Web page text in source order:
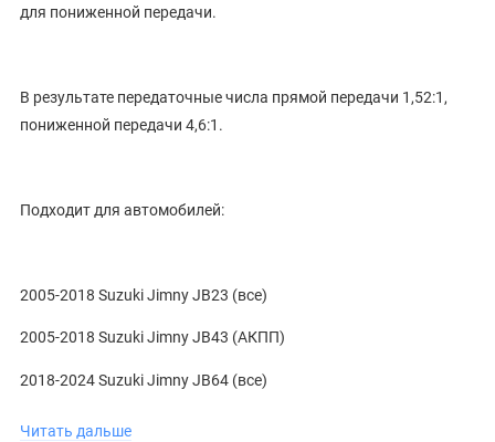
для пониженной передачи.
В результате передаточные числа прямой передачи 1,52:1,
пониженной передачи 4,6:1.
Подходит для автомобилей:
2005-2018 Suzuki Jimny JB23 (все)
2005-2018 Suzuki Jimny JB43 (АКПП)
2018-2024 Suzuki Jimny JB64 (все)
2018-2024 Suzuki Jimny JB74 (АКПП)
Читать дальше